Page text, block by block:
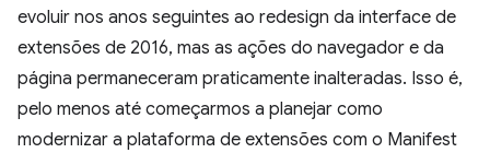
evoluir nos anos seguintes ao redesign da interface de
extensões de 2016, mas as ações do navegador e da
página permaneceram praticamente inalteradas. Isso é,
pelo menos até começarmos a planejar como
modernizar a plataforma de extensões com o Manifest